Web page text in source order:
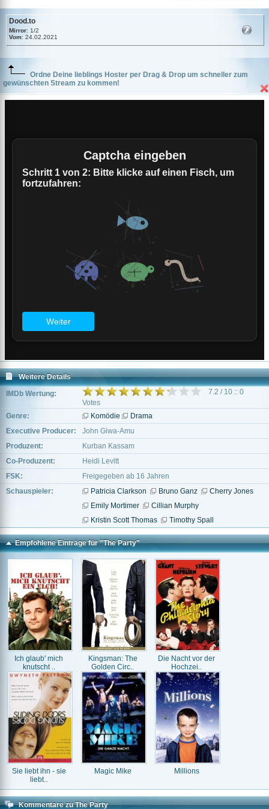
Dood.to
Mirror: 1/2
Vom: 24.02.2021
Ordne Deine lieblings Hoster per Drag & Drop um schneller zum
gewünschten Stream zu kommen!
Weitere Details
IMDb Wertung:
7.2 / 10 :: 0
Votes
Genre:
Komödie
Drama
Executive Producer:
John Giwa-Amu
Produzent:
Kurban Kassam
Co-Produzent:
Heidi Levitt
FSK:
Freigegeben ab 16 Jahren
Schauspieler:
Patricia Clarkson Bruno Ganz
Cherry Jones
Emily Mortimer
Cillian Murphy
Kristin Scott Thomas
Timothy Spall
Empfohlene Einträge für "The Party"
Ich glaub' mich
knutscht ..
Kingsman: The
Golden Circ..
Die Nacht vor der
Hochzei..
Sie liebt ihn - sie
liebt..
Magic Mike Millions
Kommentare zu The Party